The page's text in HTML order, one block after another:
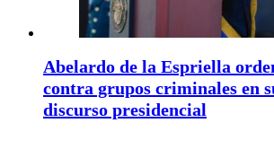
Abelardo de la Espriella
contra grupos criminales en
discurso presidencial